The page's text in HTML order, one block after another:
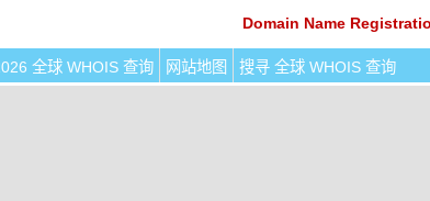
Domain Name
全球 WHOIS 查询 网站地图 搜寻 全球 WHOIS 查询